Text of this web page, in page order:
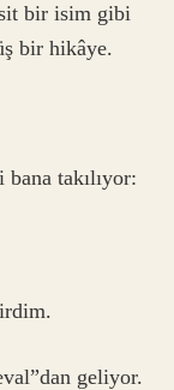
bir isim gibi
bir hikâye.
takılıyor:
geliyor.